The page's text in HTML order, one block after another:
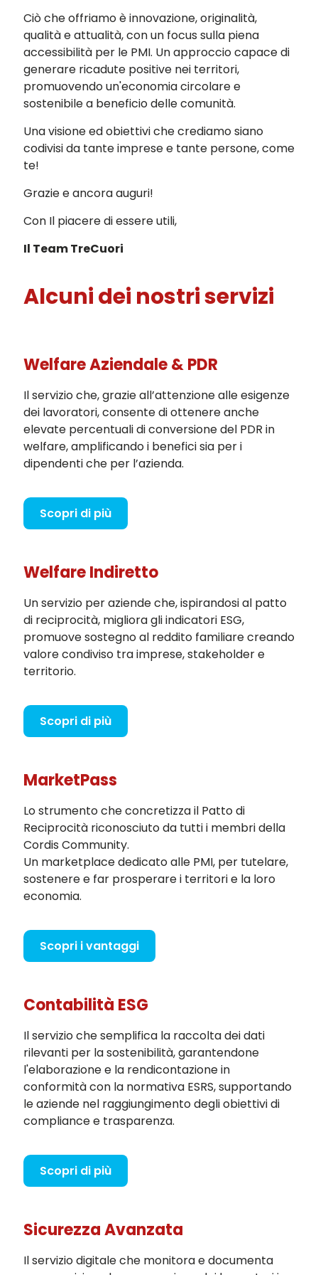
Ciò che offriamo è innovazione, originalità,
qualità e attualità, con un focus sulla piena
accessibilità per le PMI. Un approccio capace di
generare ricadute positive nei territori,
promuovendo un'economia circolare e
sostenibile a beneficio delle comunità.
Una visione ed obiettivi che crediamo siano
codivisi da tante imprese e tante persone, come
te!
Grazie e ancora auguri!
Con Il piacere di essere utili,
Il Team TreCuori
Alcuni dei nostri servizi
Welfare Aziendale & PDR
Il servizio che, grazie all’attenzione alle esigenze
dei lavoratori, consente di ottenere anche
elevate percentuali di conversione del PDR in
welfare, amplificando i benefici sia per i
dipendenti che per l’azienda.
Scopri di più
Welfare Indiretto
Un servizio per aziende che, ispirandosi al patto
di reciprocità, migliora gli indicatori ESG,
promuove sostegno al reddito familiare creando
valore condiviso tra imprese, stakeholder e
territorio.
Scopri di più
MarketPass
Lo strumento che concretizza il Patto di
Reciprocità riconosciuto da tutti i membri della
Cordis Community.
Un marketplace dedicato alle PMI, per tutelare,
sostenere e far prosperare i territori e la loro
economia.
Scopri i vantaggi
Contabilità ESG
Il servizio che semplifica la raccolta dei dati
rilevanti per la sostenibilità, garantendone
l'elaborazione e la rendicontazione in
conformità con la normativa ESRS, supportando
le aziende nel raggiungimento degli obiettivi di
compliance e trasparenza.
Scopri di più
Sicurezza Avanzata
Il servizio digitale che monitora e documenta